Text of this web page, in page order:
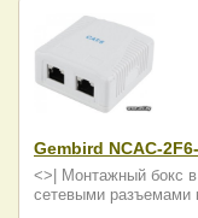
Gembird NCAC-
<>| Монтажный бокс
сетевыми разъемами